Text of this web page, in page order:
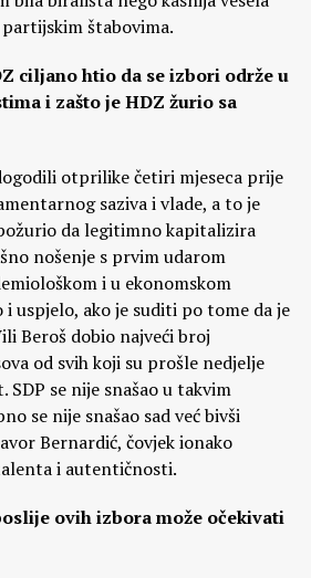
štabovima.
ciljano htio da se izbori održe u
i zašto je HDZ žurio sa
otprilike četiri mjeseca prije
saziva i vlade, a to je
da legitimno kapitalizira
nošenje s prvim udarom
i u ekonomskom
uspjelo, ako je suditi po tome da je
Beroš dobio najveći broj
od svih koji su prošle nedjelje
se nije snašao u takvim
se nije snašao sad već bivši
Bernardić, čovjek ionako
i autentičnosti.
ovih izbora može očekivati